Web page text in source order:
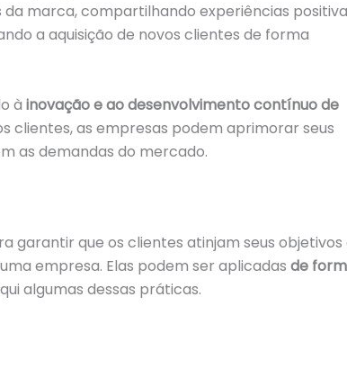
marca, compartilhando experiências
a aquisição de novos clientes de forma
à inovação e ao desenvolvimento contínuo de
clientes, as empresas podem aprimorar seus
as demandas do mercado.
garantir que os clientes atinjam seus objetivos
empresa. Elas podem ser aplicadas de
algumas dessas práticas.